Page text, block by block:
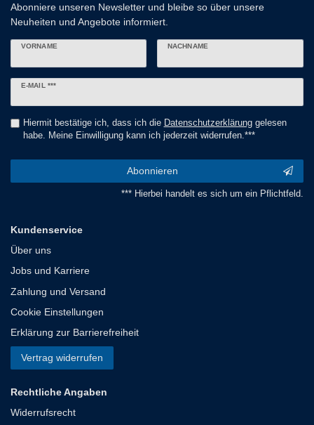
Abonniere unseren Newsletter und bleibe so über unsere
Neuheiten und Angebote informiert.
VORNAME NACHNAME
E-MAIL ***
Newsletter
Hiermit bestätige ich, dass ich die Daten­schutz­erklärunggelesen
habe. Meine Einwilligung kann ich jederzeit widerrufen.***
Abonnieren
*** Hierbei handelt es sich um ein Pflichtfeld.
Kundenservice
Über uns
Jobs und Karriere
Zahlung und Versand
Cookie Einstellungen
Erklärung zur Barrierefreiheit
Vertrag widerrufen
Rechtliche Angaben
Widerrufsrecht